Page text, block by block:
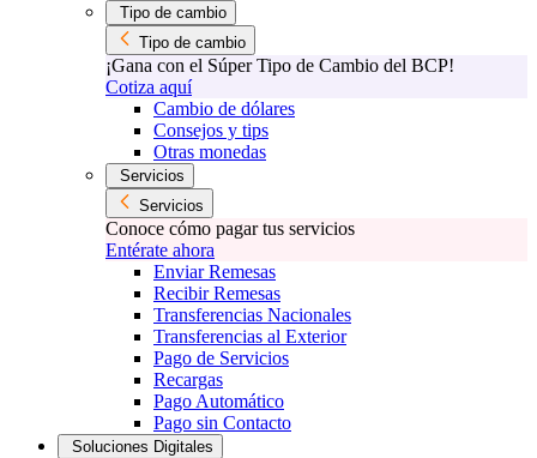
Tipo de cambio
Tipo de cambio
¡Gana con el Súper Tipo de Cambio del BCP!
Cotiza aquí
Cambio de dólares
Consejos y tips
Otras monedas
Servicios
Servicios
Conoce cómo pagar tus servicios
Entérate ahora
Enviar Remesas
Recibir Remesas
Transferencias Nacionales
Transferencias al Exterior
Pago de Servicios
Recargas
Pago Automático
Pago sin Contacto
Soluciones Digitales